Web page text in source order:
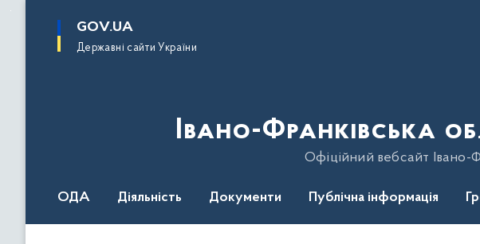
основного
GOV.UA
Державні сайти України
Івано-Франківська
Офіційний вебсайт Івано-
ОДА Діяльність Документи Публічна інформація